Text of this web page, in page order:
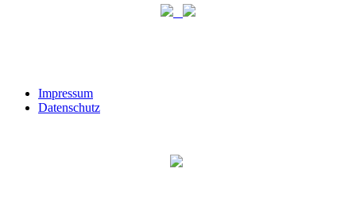
Impressum
Datenschutz